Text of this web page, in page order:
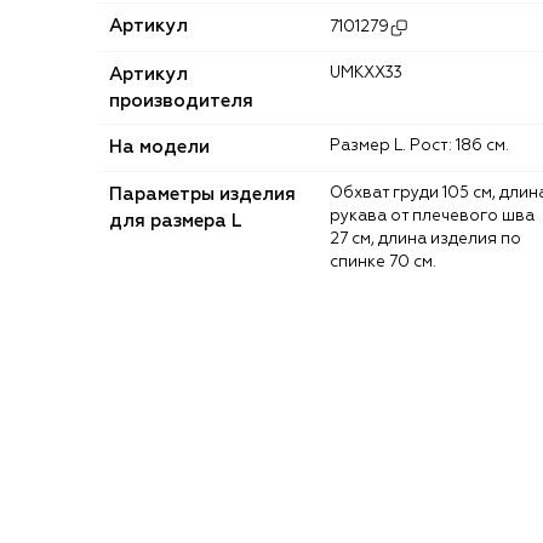
Артикул 7101279
Артикул
производителя
UMKXX33
На модели Размер L. Рост: 186 см.
Параметры изделия
для размера L
Обхват груди 105 см, длина
рукава от плечевого шва
27 см, длина изделия по
спинке 70 см.